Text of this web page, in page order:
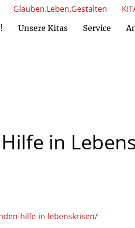
Unsere Kitas Service
Glauben.Leben.Gestalten
Hilfe in
hilfe-in-lebenskrisen/